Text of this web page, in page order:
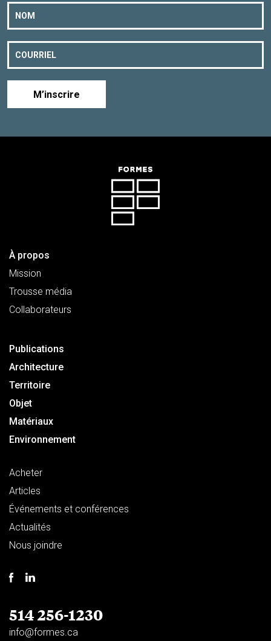
M’inscrire
À propos
Mission
Trousse média
Collaborateurs
Publications
Architecture
Territoire
Objet
Matériaux
Environnement
Acheter
Articles
Événements et conférences
Actualités
Nous joindre
514 256-1230
info@formes.ca